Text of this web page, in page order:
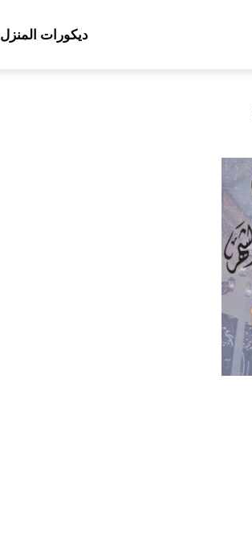
ديكورات المنزل